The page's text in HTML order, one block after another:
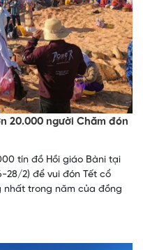
20.000 người Chăm đón
tín đồ Hồi giáo Bàni tại
28/2) để vui đón Tết cổ
nhất trong năm của đồng